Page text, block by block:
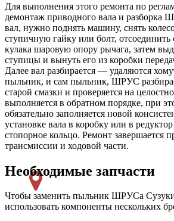
Для выполнения этого ремонта по
демонтаж приводного вала и разборка
вал, нужно поднять машину, снять
ступичную гайку или болт, отсоединить
кулака шаровую опору рычага, затем
ступицы и вынуть его из коробки
Далее вал разбирается — удаляются
пыльник, и сам пыльник, ШРУС
старой смазки и проверяется на
выполняется в обратном порядке, при
обязательно заполняется новой
установке вала в коробку или в
стопорное кольцо. Ремонт завершается
трансмиссии и ходовой части.
Необходимые запчасти
Чтобы заменить пыльник ШРУСа
использовать компоненты нескольких